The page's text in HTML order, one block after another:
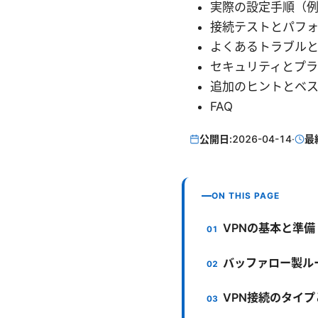
実際の設定手順（
接続テストとパフ
よくあるトラブル
セキュリティとプ
追加のヒントとベ
FAQ
公開日:2026-04-14· 最
ON THIS PAGE
VPNの基本と準備
バッファロー製
VPN接続のタイ